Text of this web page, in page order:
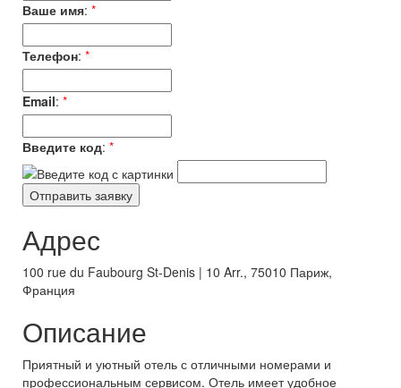
Ваше имя: *
Телефон: *
Email: *
Введите код: *
Адрес
100 rue du Faubourg St-Denis | 10 Arr., 75010 Париж,
Франция
Описание
Приятный и уютный отель с отличными номерами и
профессиональным сервисом. Отель имеет удобное